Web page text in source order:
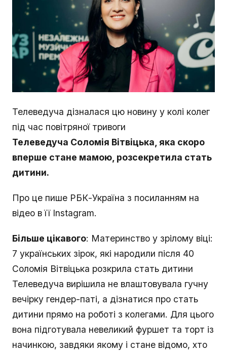
Телеведуча дізналася цю новину у колі колег
під час повітряної тривоги
Телеведуча Соломія Вітвіцька, яка скоро
вперше стане мамою, розсекретила стать
дитини.
Про це пише РБК-Україна з посиланням на
відео в її Instagram.
Більше цікавого: Материнство у зрілому віці:
7 українських зірок, які народили після 40
Соломія Вітвіцька розкрила стать дитини
Телеведуча вирішила не влаштовувала гучну
вечірку гендер-паті, а дізнатися про стать
дитини прямо на роботі з колегами. Для цього
вона підготувала невеликий фуршет та торт із
начинкою, завдяки якому і стане відомо, хто